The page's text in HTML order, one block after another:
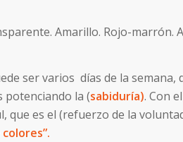
Amarillo. Rojo-marrón.
ser varios días de la semana,
potenciando la (sabiduría). Con
que es el (refuerzo de la